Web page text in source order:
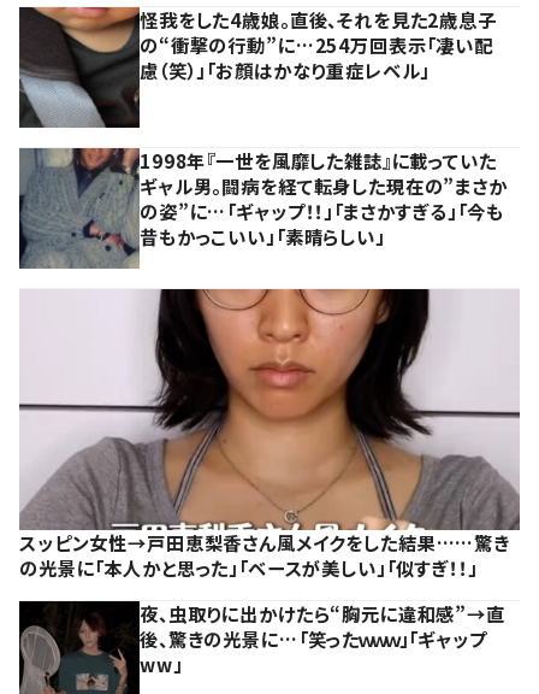
怪我をした4歳娘。直後、それを見た2歳息子
の“衝撃の行動”に…254万回表示「凄い配
慮（笑）」「お顔はかなり重症レベル」
1998年『一世を風靡した雑誌』に載っていた
ギャル男。闘病を経て転身した現在の”まさか
の姿”に…「ギャップ！！」「まさかすぎる」「今も
昔もかっこいい」「素晴らしい」
スッピン女性→戸田恵梨香さん風メイクをした結果……驚き
の光景に「本人かと思った」「ベースが美しい」「似すぎ！！」
夜、虫取りに出かけたら“胸元に違和感”→直
後、驚きの光景に…「笑ったｗｗｗ」「ギャップ
ww」